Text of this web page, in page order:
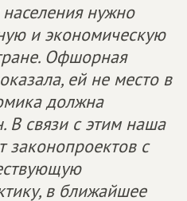
нужно
и экономическую
Офшорная
ей не место в
должна
В связи с этим наша
законопроектов с
в ближайшее